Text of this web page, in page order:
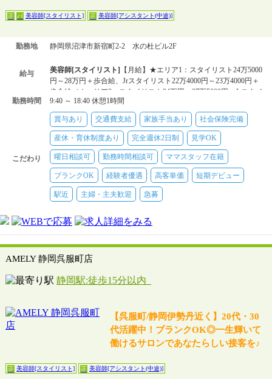
正 パ 美容師[スタイリスト] 正 美容師[アシスタント(中途)]
勤務地 静岡県沼津市新宿町2-2 水の杜ビル2F
給与 美容師[スタイリスト]
【月給】★エリア1：スタイリスト24万5000
円～28万円＋歩合給、Jrスタイリスト22万4000円～23万4000円＋
歩合給／★エリア2：スタイリスト24万円～27万5000円、Jrスタイ
リスト21万900
美容師[アシスタント(中途)] 【月給】★エリア1：21万4000円～22
万4000円＋歩合給／★エリア2：20万9000円～21万9000円＋歩合
給
美容師[スタイリスト]【時給】★エリア1：1350円～1450円／★エ
リア2：1300円～1400円／自毛メニューのみスタイリスト1250円
～1350円
勤務時間 9:40 ～ 18:40 休憩1時間
こだわり
賞与あり 交通費支給 家族手当あり 社会保険完備
産休・育休制度あり 完全週休2日制 見学OK
曜日相談可 勤務時間相談可 ママスタッフ在籍
ブランクOK 経験者優遇 高客単価 短期デビュー
駅近 主婦・主夫歓迎 急募
AMELY 静岡呉服町店
静岡駅:徒歩15分以内
【呉服町/静岡伊勢丹近く】20代・30
代活躍中！ブランクOK◎一生輝いて
働けるサロンであなたらしい接客を♪
正 美容師[スタイリスト] 正 美容師[アシスタント(中途)]